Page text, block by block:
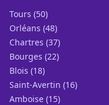
Tours (50)
Orléans (48)
Chartres (37)
Bourges (22)
Blois (18)
Saint-Avertin (16)
Amboise (15)